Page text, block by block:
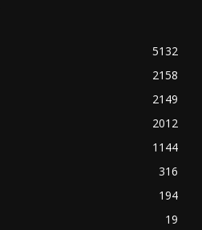
5132
2158
2149
2012
1144
316
194
19